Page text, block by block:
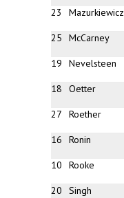
23
Mazurkiewicz
25 McCarney
19 Nevelsteen
18 Oetter
27 Roether
16 Ronin
10 Rooke
20 Singh